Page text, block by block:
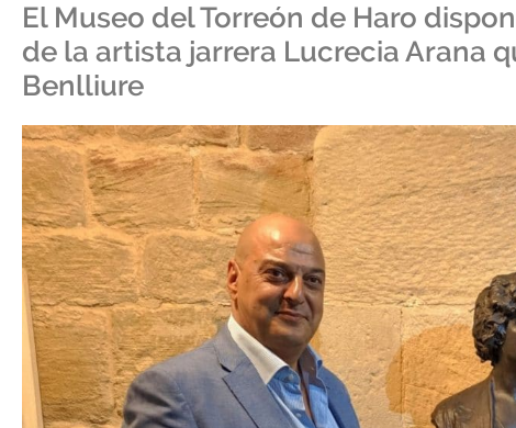
El Museo del Torreón de Haro
de la artista jarrera Lucrecia Arana
Benlliure